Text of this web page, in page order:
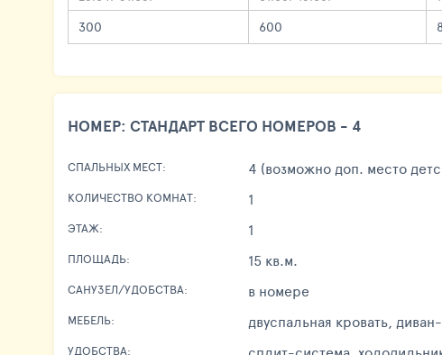
300 600
НОМЕР: СТАНДАРТ ВСЕГО НОМЕРОВ - 4
СПАЛЬНЫХ МЕСТ: 4 (возможно доп. место
КОЛИЧЕСТВО КОМНАТ: 1
ЭТАЖ: 1
ПЛОЩАДЬ: 15 кв.м.
САНУЗЕЛ/УДОБСТВА: в номере
МЕБЕЛЬ: двуспальная кровать,
УДОБСТВА: